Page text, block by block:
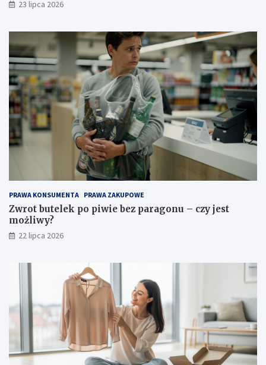
23 lipca 2026
PRAWA KONSUMENTA PRAWA ZAKUPOWE
Zwrot butelek po piwie bez paragonu – czy jest
możliwy?
22 lipca 2026